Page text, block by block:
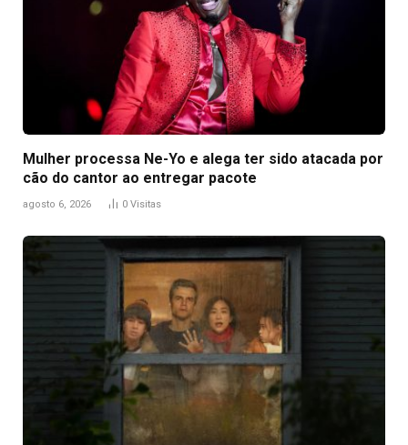
Mulher processa Ne-Yo e alega ter sido atacada por
cão do cantor ao entregar pacote
agosto 6, 2026 0 Visitas